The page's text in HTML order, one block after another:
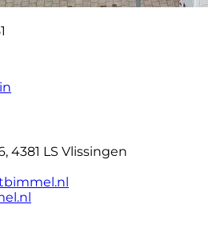
4381 LS Vlissingen